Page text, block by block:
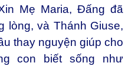
Mẹ Maria, Đấng đã
lòng, và Thánh Giuse,
thay nguyện giúp cho
con biết sống như